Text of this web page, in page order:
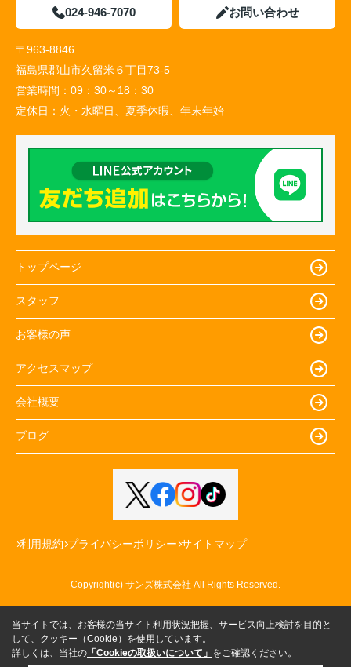
024-946-7070 お問い合わせ
〒963-8846
福島県郡山市久留米６丁目73-5
営業時間： 09：30～18：30
定休日： 火・水曜日、夏季休暇、年末年始
トップページ
スタッフ
お客様の声
アクセスマップ
会社概要
ブログ
利用規約 プライバシーポリシー サイトマップ
Copyright(c) サンズ株式会社 All Rights Reserved.
当サイトでは、お客様の当サイト利用状況把握、サービス向上検討を目的と
して、クッキー（Cookie）を使用しています。
詳しくは、当社の 「Cookieの取扱いについて」 をご確認ください。